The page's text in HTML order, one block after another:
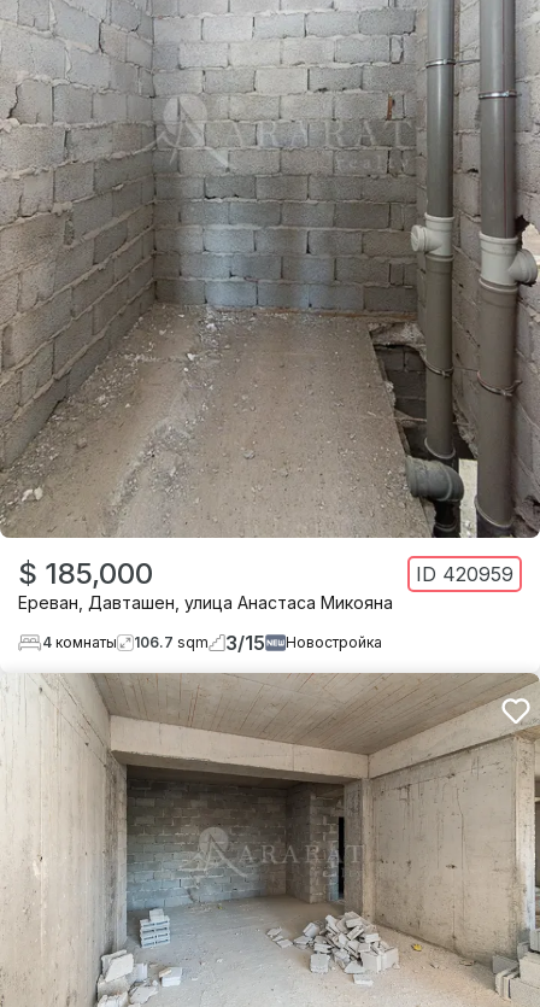
$ 185,000 ID 420959
Ереван Давташен улица Анастаса Микояна
4 комнаты 106.7 sqm 3/15 Новостройка